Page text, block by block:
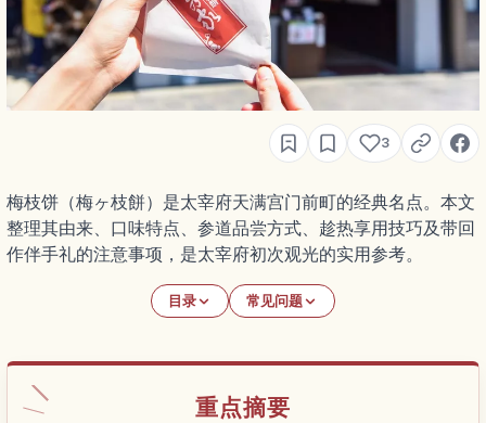
3
梅枝饼（梅ヶ枝餅）是太宰府天满宫门前町的经典名点。本文
整理其由来、口味特点、参道品尝方式、趁热享用技巧及带回
作伴手礼的注意事项，是太宰府初次观光的实用参考。
目录 常见问题
重点摘要